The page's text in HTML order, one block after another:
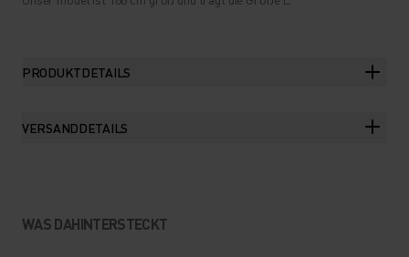
PRODUKTDETAILS
VERSANDDETAILS
WAS DAHINTERSTECKT